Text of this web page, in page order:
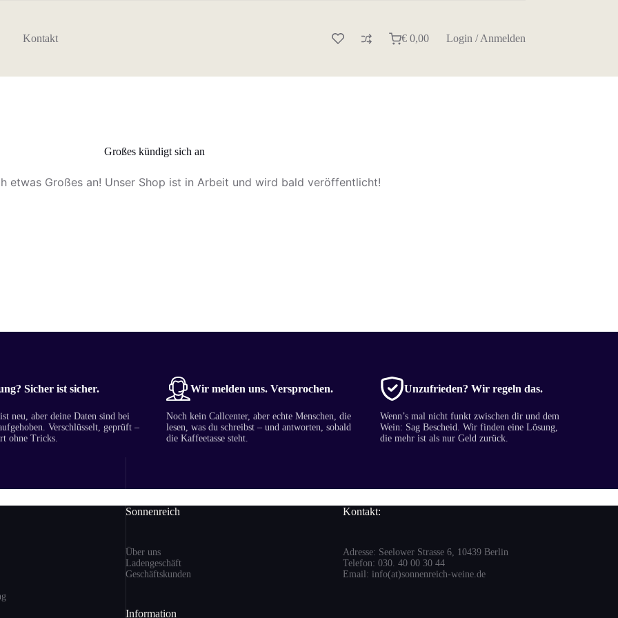
Kontakt Warenkorb
€0,00 Login / Anmelden
Großes kündigt sich an
etwas Großes an! Unser Shop ist in Arbeit und wird bald veröffentlicht!
Sicher ist sicher.
neu, aber deine Daten sind bei
Verschlüsselt, geprüft –
ohne Tricks.
Wir melden uns. Versprochen.
Noch kein Callcenter, aber echte Menschen, die
lesen, was du schreibst – und antworten, sobald
die Kaffeetasse steht.
Unzufrieden? Wir regeln das.
Wenn’s mal nicht funkt zwischen dir und dem
Wein: Sag Bescheid. Wir finden eine Lösung,
die mehr ist als nur Geld zurück.
Sonnenreich
Über uns
Ladengeschäft
Geschäftskunden
Information
Kontakt:
Adresse: Seelower Strasse 6, 10439 Berlin
Telefon: 030. 40 00 30 44
Email: info(at)sonnenreich-weine.de